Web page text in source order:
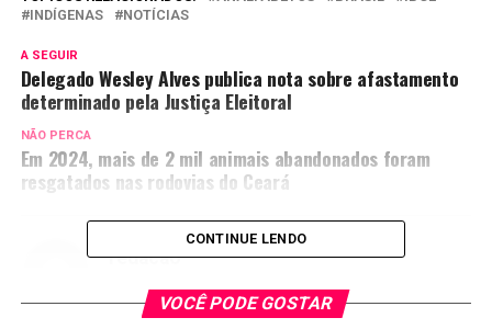
INDÍGENAS
NOTÍCIAS
A SEGUIR
Delegado Wesley Alves publica nota sobre afastamento
determinado pela Justiça Eleitoral
NÃO PERCA
Em 2024, mais de 2 mil animais abandonados foram
resgatados nas rodovias do Ceará
redacao
CONTINUE LENDO
VOCÊ PODE GOSTAR